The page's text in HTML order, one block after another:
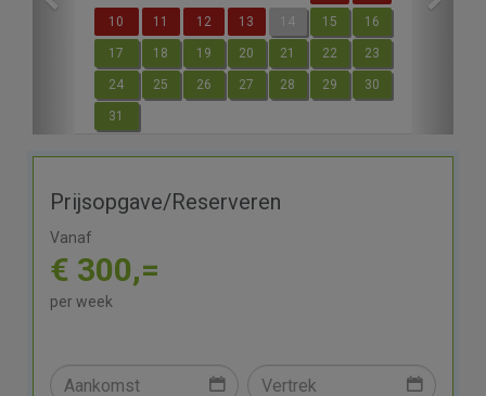
10 11 12 13 14 15 16
17 18 19 20 21 22 23
24 25 26 27 28 29 30
31
Prijsopgave/Reserveren
Vanaf
€ 300,=
per week